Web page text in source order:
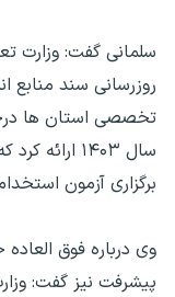
سلمانی گفت: وزارت
روزرسانی سند منابع
تخصصی استان ها
سال ۱۴۰۳
برگزاری آزمون
پیشرفت نیز گفت: